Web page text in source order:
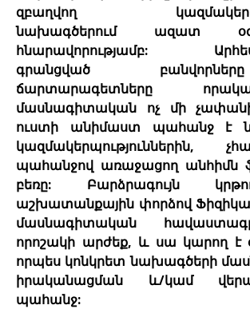
զբաղվող
նախագծերում ազատ
հնարավորությամբ:
գրանցված
ճարտարագետները
մասնագիտական ոչ մի
ուստի անիմաստ պահանջ է
կազմակերպություններին,
պահանջով առաջացող անհիմն
բեռը: Բարձրագույն
աշխատանքային փորձով
մասնագիտական
որոշակի արժեք, և սա կարող է
որպես կոնկրետ նախագծերի
իրականացման և/կամ
պահանջ: